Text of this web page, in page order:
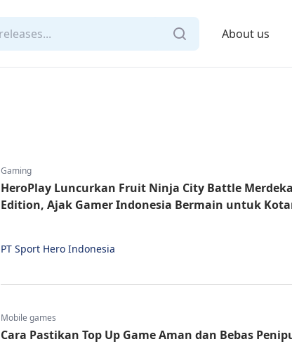
About us
Gaming
HeroPlay Luncurkan Fruit Ninja City Battle Merdeka
Edition, Ajak Gamer Indonesia Bermain untuk
PT Sport Hero Indonesia
Mobile games
Cara Pastikan Top Up Game Aman dan Bebas